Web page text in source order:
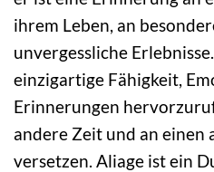
ihrem Leben, an
unvergessliche Erlebnisse.
einzigartige Fähigkeit,
Erinnerungen
andere Zeit und an einen
versetzen. Aliage ist ein